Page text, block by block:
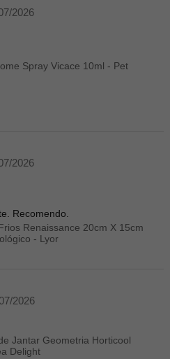
2026
Spray Vicace 10ml - Pet
2026
Recomendo.
Renaissance 20cm X 15cm
- Lyor
2026
Jantar Geometria Horticool
Delight